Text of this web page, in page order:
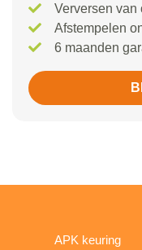
Verversen van
Afstempelen
6 maanden
APK keuring